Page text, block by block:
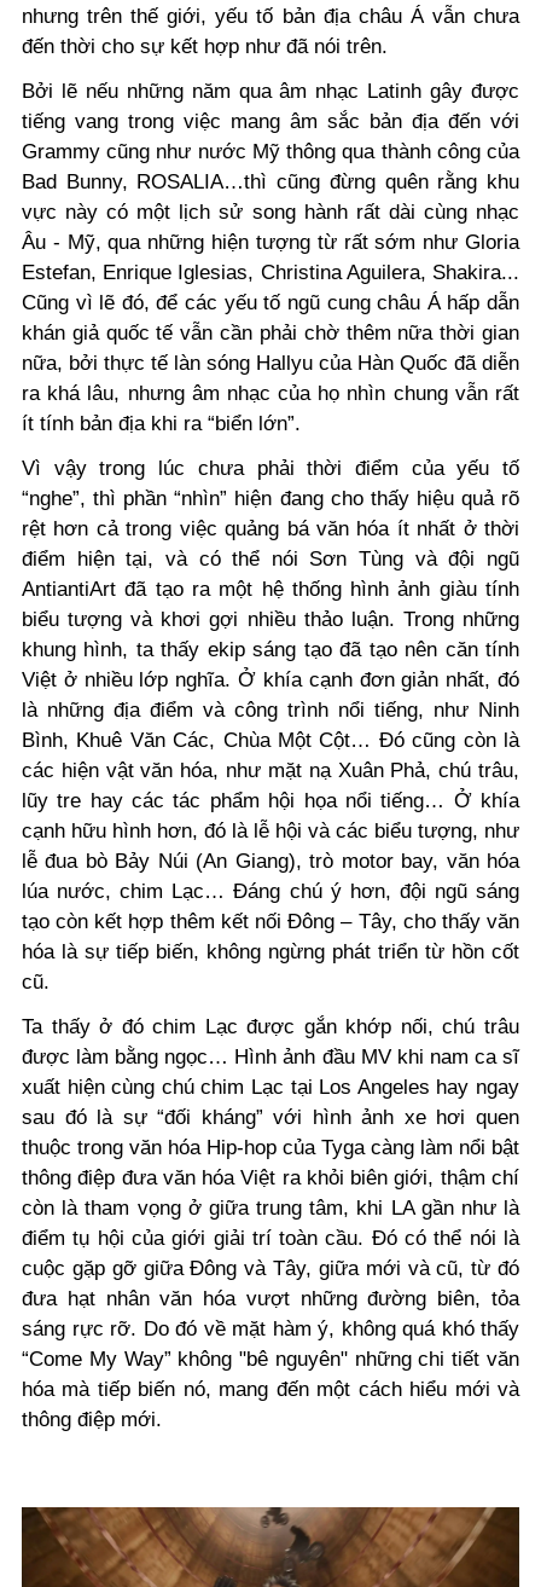
nhưng trên thế giới, yếu tố bản địa châu Á vẫn chưa
đến thời cho sự kết hợp như đã nói trên.
Bởi lẽ nếu những năm qua âm nhạc Latinh gây được
tiếng vang trong việc mang âm sắc bản địa đến với
Grammy cũng như nước Mỹ thông qua thành công của
Bad Bunny, ROSALIA…thì cũng đừng quên rằng khu
vực này có một lịch sử song hành rất dài cùng nhạc
Âu - Mỹ, qua những hiện tượng từ rất sớm như Gloria
Estefan, Enrique Iglesias, Christina Aguilera, Shakira...
Cũng vì lẽ đó, để các yếu tố ngũ cung châu Á hấp dẫn
khán giả quốc tế vẫn cần phải chờ thêm nữa thời gian
nữa, bởi thực tế làn sóng Hallyu của Hàn Quốc đã diễn
ra khá lâu, nhưng âm nhạc của họ nhìn chung vẫn rất
ít tính bản địa khi ra “biển lớn”.
Vì vậy trong lúc chưa phải thời điểm của yếu tố
“nghe”, thì phần “nhìn” hiện đang cho thấy hiệu quả rõ
rệt hơn cả trong việc quảng bá văn hóa ít nhất ở thời
điểm hiện tại, và có thể nói Sơn Tùng và đội ngũ
AntiantiArt đã tạo ra một hệ thống hình ảnh giàu tính
biểu tượng và khơi gợi nhiều thảo luận. Trong những
khung hình, ta thấy ekip sáng tạo đã tạo nên căn tính
Việt ở nhiều lớp nghĩa. Ở khía cạnh đơn giản nhất, đó
là những địa điểm và công trình nổi tiếng, như Ninh
Bình, Khuê Văn Các, Chùa Một Cột… Đó cũng còn là
các hiện vật văn hóa, như mặt nạ Xuân Phả, chú trâu,
lũy tre hay các tác phẩm hội họa nổi tiếng… Ở khía
cạnh hữu hình hơn, đó là lễ hội và các biểu tượng, như
lễ đua bò Bảy Núi (An Giang), trò motor bay, văn hóa
lúa nước, chim Lạc… Đáng chú ý hơn, đội ngũ sáng
tạo còn kết hợp thêm kết nối Đông – Tây, cho thấy văn
hóa là sự tiếp biến, không ngừng phát triển từ hồn cốt
cũ.
Ta thấy ở đó chim Lạc được gắn khớp nối, chú trâu
được làm bằng ngọc… Hình ảnh đầu MV khi nam ca sĩ
xuất hiện cùng chú chim Lạc tại Los Angeles hay ngay
sau đó là sự “đối kháng” với hình ảnh xe hơi quen
thuộc trong văn hóa Hip-hop của Tyga càng làm nổi bật
thông điệp đưa văn hóa Việt ra khỏi biên giới, thậm chí
còn là tham vọng ở giữa trung tâm, khi LA gần như là
điểm tụ hội của giới giải trí toàn cầu. Đó có thể nói là
cuộc gặp gỡ giữa Đông và Tây, giữa mới và cũ, từ đó
đưa hạt nhân văn hóa vượt những đường biên, tỏa
sáng rực rỡ. Do đó về mặt hàm ý, không quá khó thấy
“Come My Way” không "bê nguyên" những chi tiết văn
hóa mà tiếp biến nó, mang đến một cách hiểu mới và
thông điệp mới.